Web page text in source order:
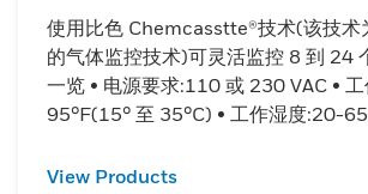
使用比色 Chemcasstte®技术(该技术
的气体监控技术)可灵活监控 8 到 24
一览 • 电源要求:110 或 230 VAC •
95°F(15° 至 35°C) • 工作湿度:20-
View Products